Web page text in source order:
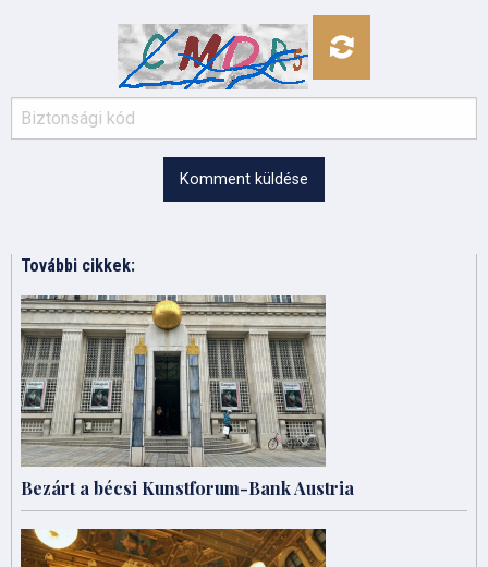
Komment küldése
További cikkek:
Bezárt a bécsi Kunstforum-Bank Austria